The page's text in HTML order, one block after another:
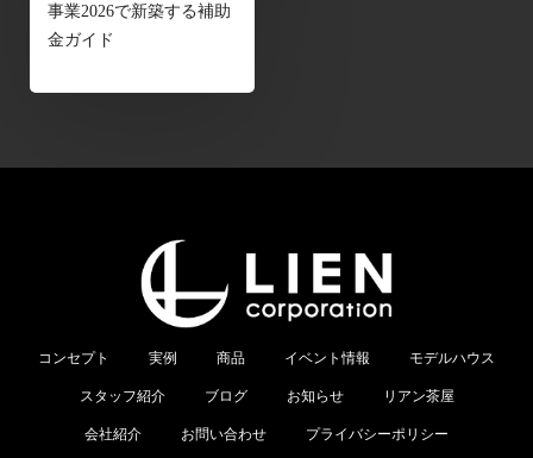
事業2026で新築する補助
金ガイド
コンセプト 実例 商品 イベント情報 モデルハウス
スタッフ紹介 ブログ お知らせ リアン茶屋
会社紹介 お問い合わせ プライバシーポリシー